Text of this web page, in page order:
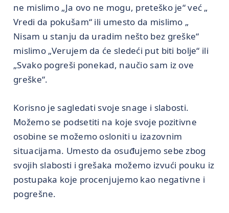
ne mislimo „Ja ovo ne mogu, preteško je“ već „
Vredi da pokušam“ ili umesto da mislimo „
Nisam u stanju da uradim nešto bez greške“
mislimo „Verujem da će sledeći put biti bolje“ ili
„Svako pogreši ponekad, naučio sam iz ove
greške“.
Korisno je sagledati svoje snage i slabosti.
Možemo se podsetiti na koje svoje pozitivne
osobine se možemo osloniti u izazovnim
situacijama. Umesto da osuđujemo sebe zbog
svojih slabosti i grešaka možemo izvući pouku iz
postupaka koje procenjujemo kao negativne i
pogrešne.